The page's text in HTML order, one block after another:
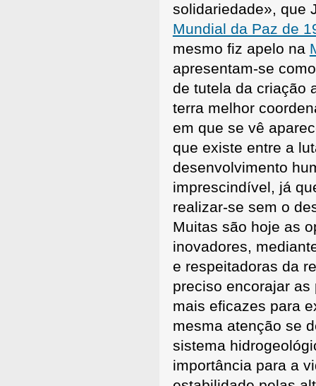
solidariedade», que
Mundial da Paz de
mesmo fiz apelo na
apresentam-se
de tutela da criação
terra melhor
em que se vê
que existe entre a
desenvolvimento
imprescindível, já
realizar-se sem o
Muitas são hoje as
inovadores,
e respeitadoras da
preciso encorajar
mais eficazes para
mesma atenção se
sistema
importância para a